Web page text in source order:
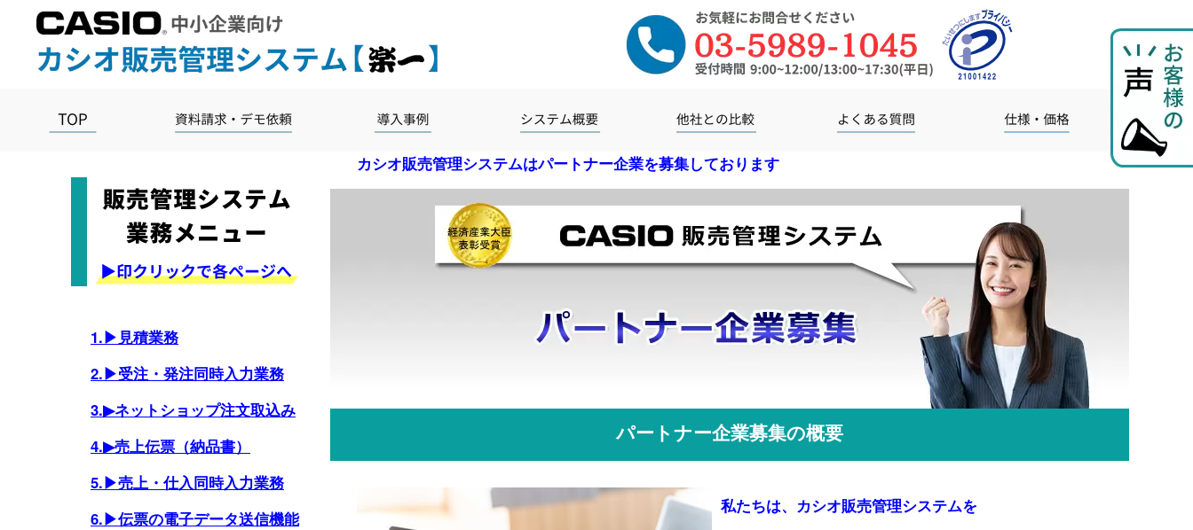
カシオ販売管理システムはパートナー企業を募集しております
パートナー企業募集の概要
私たちは、カシオ販売管理システムを
1.▶見積業務
2.▶受注・発注同時入力業務
3.▶ネットショップ注文取込み
4.▶売上伝票（納品書）
5.▶売上・仕入同時入力業務
6.▶伝票の電子データ送信機能